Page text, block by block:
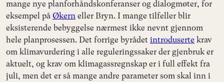
mange nye planforhåndskonferanser og dialogmøter, for
eksempel på Økern eller Bryn. I mange tilfeller blir
eksisterende bebyggelse nærmest ikke nevnt gjennom
hele planprosessen. Det forrige byrådet introduserte krav
om klimavurdering i alle reguleringssaker der gjenbruk er
aktuelt, og krav om klimagassregnskap er i full effekt fra
juli, men det er så mange andre parameter som skal inn i